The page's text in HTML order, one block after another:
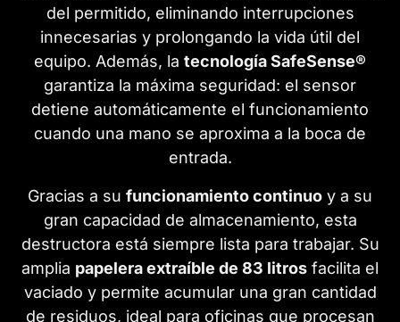
del permitido, eliminando interrupciones
innecesarias y prolongando la vida útil del
equipo. Además, la tecnología SafeSense®
garantiza la máxima seguridad: el sensor
detiene automáticamente el funcionamiento
cuando una mano se aproxima a la boca de
entrada.
Gracias a su funcionamiento continuo y a su
gran capacidad de almacenamiento, esta
destructora está siempre lista para trabajar. Su
amplia papelera extraíble de 83 litros facilita el
vaciado y permite acumular una gran cantidad
de residuos, ideal para oficinas que procesan